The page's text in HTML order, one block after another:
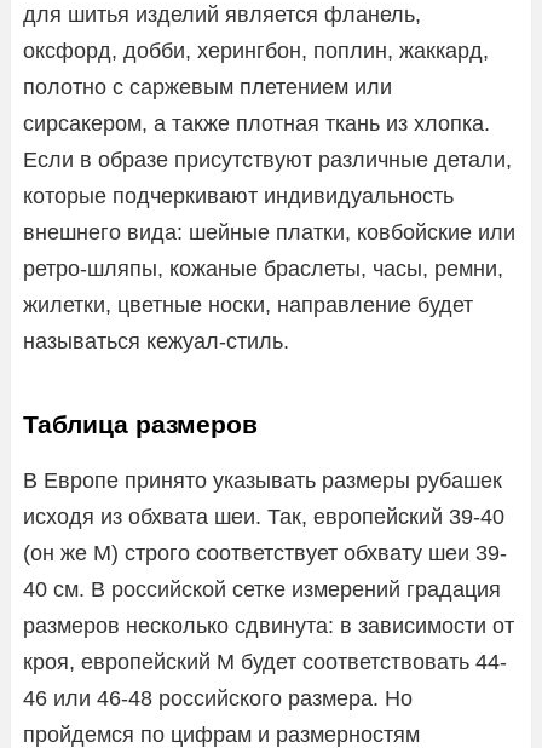
для шитья изделий является фланель,
оксфорд, добби, херингбон, поплин, жаккард,
полотно с саржевым плетением или
сирсакером, а также плотная ткань из хлопка.
Если в образе присутствуют различные детали,
которые подчеркивают индивидуальность
внешнего вида: шейные платки, ковбойские или
ретро-шляпы, кожаные браслеты, часы, ремни,
жилетки, цветные носки, направление будет
называться кежуал-стиль.
Таблица размеров
В Европе принято указывать размеры рубашек
исходя из обхвата шеи. Так, европейский 39-40
(он же M) строго соответствует обхвату шеи 39-
40 см. В российской сетке измерений градация
размеров несколько сдвинута: в зависимости от
кроя, европейский М будет соответствовать 44-
46 или 46-48 российского размера. Но
пройдемся по цифрам и размерностям